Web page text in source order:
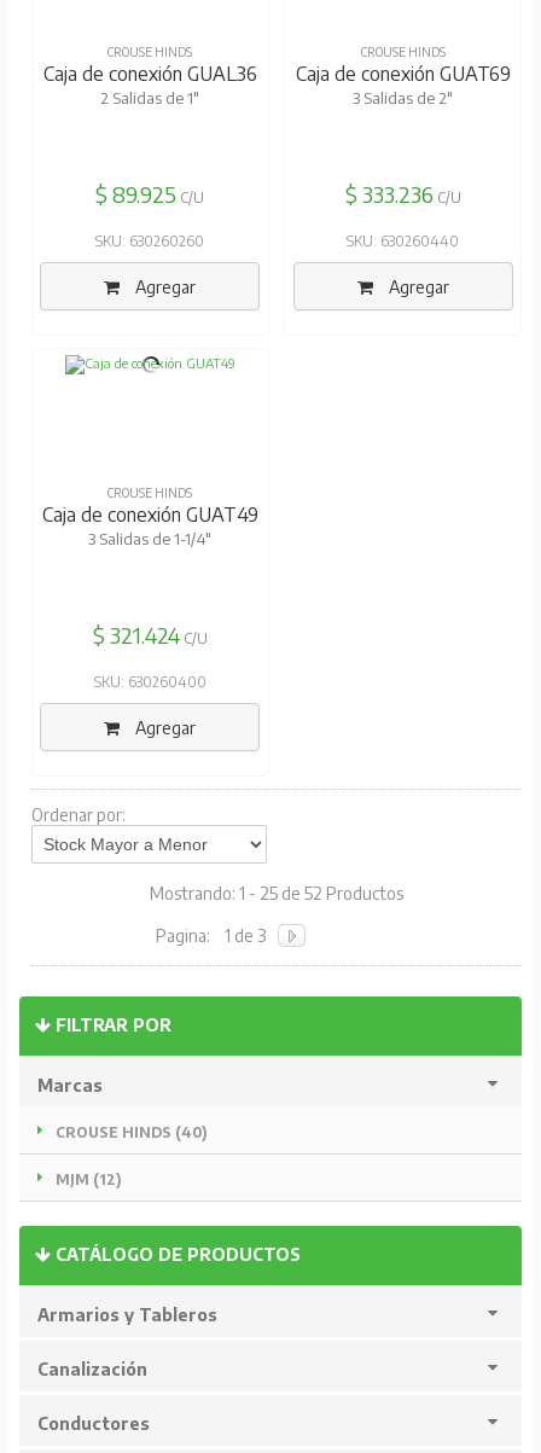
FILTRAR POR
Marcas
CROUSE HINDS (40)
MJM (12)
CATÁLOGO DE PRODUCTOS
Armarios y Tableros
Canalización
Conductores
CROUSE HINDS
Caja de conexión GUAL36
2 Salidas de 1"
$ 89.925 C/U
SKU: 630260260
Agregar
CROUSE HINDS
Caja de conexión GUAT69
3 Salidas de 2"
$ 333.236 C/U
SKU: 630260440
Agregar
CROUSE HINDS
Caja de conexión GUAT49
3 Salidas de 1-1/4"
$ 321.424C/U
SKU: 630260400
Agregar
Ordenar por:
Mostrando: 1 - 25 de 52 Productos
Pagina: 1 de 3